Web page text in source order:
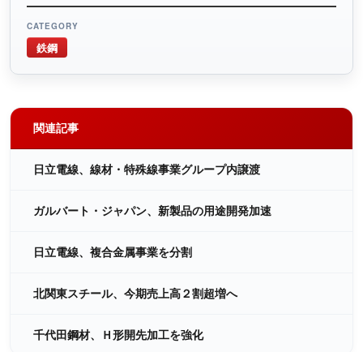
CATEGORY
鉄鋼
関連記事
日立電線、線材・特殊線事業グループ内譲渡
ガルバート・ジャパン、新製品の用途開発加速
日立電線、複合金属事業を分割
北関東スチール、今期売上高２割超増へ
千代田鋼材、Ｈ形開先加工を強化